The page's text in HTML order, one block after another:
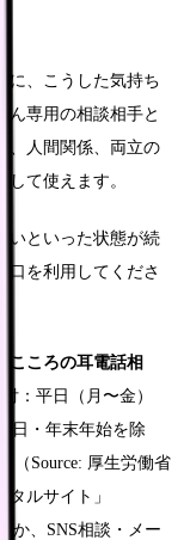
に、こうした気持ち
ん専用の相談相手と
、人間関係、両立の
て使えます。
いといった状態が続
口を利用してくださ
こころの耳電話相
付：平日（月〜金）
日・年末年始を除
（Source: 厚生労働省
ルサイト」
か、SNS相談・メー